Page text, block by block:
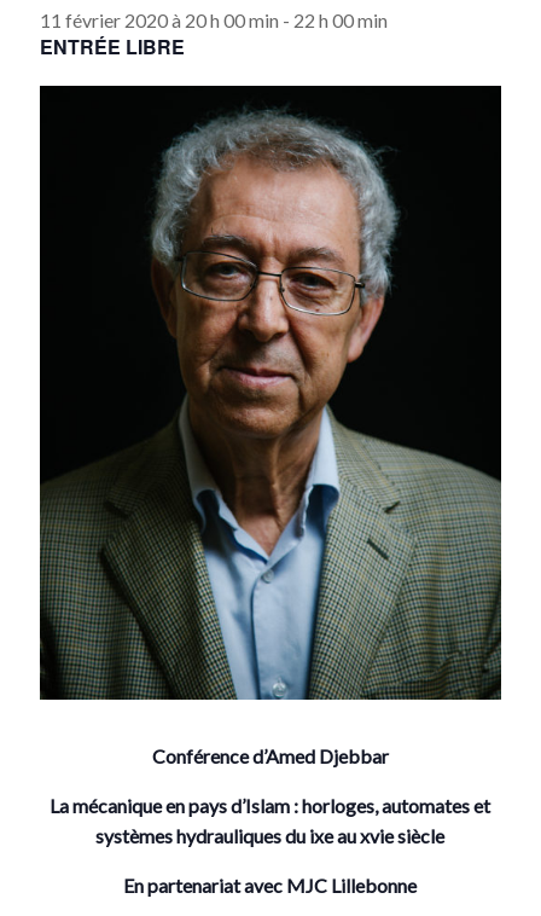
11 février 2020 à 20 h 00 min - 22 h 00 min
ENTRÉE LIBRE
Conférence d’Amed Djebbar
La mécanique en pays d’Islam : horloges, automates et
systèmes hydrauliques du ixe au xvie siècle
En partenariat avec MJC Lillebonne